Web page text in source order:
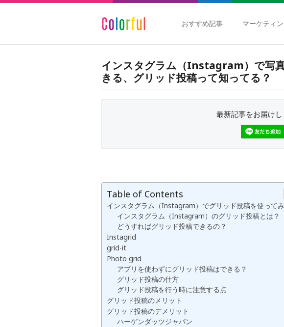
おすすめ記事 マーケティ
インスタグラム（Instagram）で写
きる、グリッド投稿って知ってる？
最新記事をお届けし
Table of Contents
インスタグラム（Instagram）でグリッド投稿を使って
インスタグラム（Instagram）のグリッド投稿とは？
どうすればグリッド投稿できるの？
Instagrid
grid-it
Photo grid
アプリを使わずにグリッド投稿はできる？
グリッド投稿の仕方
グリッド投稿を行う時に注意する点
グリッド投稿のメリット
グリッド投稿のデメリット
ハーゲンダッツジャパン